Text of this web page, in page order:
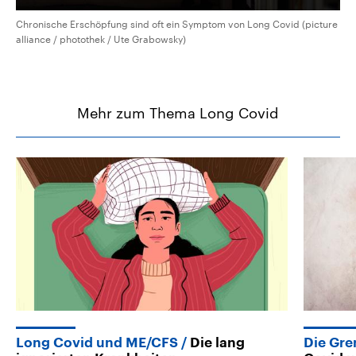
Chronische Erschöpfung sind oft ein Symptom von Long Covid (picture
alliance / photothek / Ute Grabowsky)
Mehr zum Thema Long Covid
Long Covid und ME/CFS
Die lang
Die